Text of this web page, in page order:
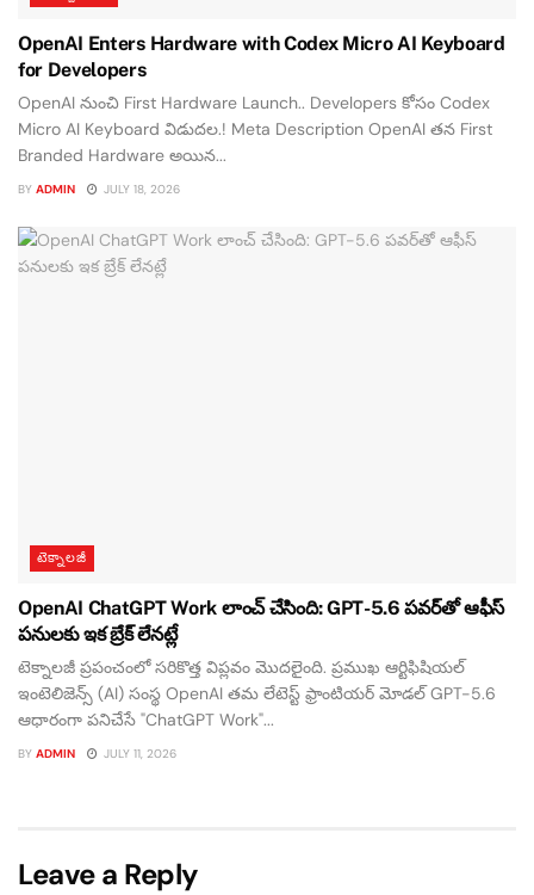
OpenAI Enters Hardware with Codex Micro AI Keyboard
for Developers
OpenAI నుంచి First Hardware Launch.. Developers కోసం Codex
Micro AI Keyboard విడుదల.! Meta Description OpenAI తన First
Branded Hardware అయిన...
BY ADMIN JULY 18, 2026
టెక్నాలజీ
OpenAI ChatGPT Work లాంచ్ చేసింది: GPT-5.6 పవర్‌తో ఆఫీస్
పనులకు ఇక బ్రేక్ లేనట్లే
టెక్నాలజీ ప్రపంచంలో సరికొత్త విప్లవం మొదలైంది. ప్రముఖ ఆర్టిఫిషియల్
ఇంటెలిజెన్స్ (AI) సంస్థ OpenAI తమ లేటెస్ట్ ఫ్రాంటియర్ మోడల్ GPT-5.6
ఆధారంగా పనిచేసే "ChatGPT Work"...
BY ADMIN JULY 11, 2026
Leave a Reply